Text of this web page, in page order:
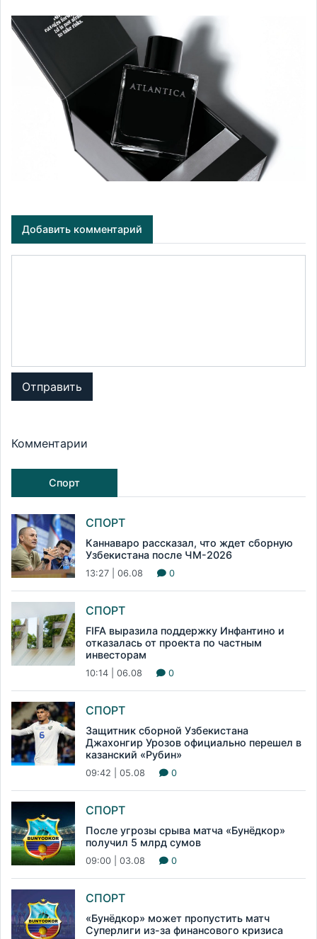
Добавить комментарий
Отправить
Комментарии
Спорт
СПОРТ
Каннаваро рассказал, что ждет сборную
Узбекистана после ЧМ-2026
13:27 | 06.08 0
СПОРТ
FIFA выразила поддержку Инфантино и
отказалась от проекта по частным
инвесторам
10:14 | 06.08 0
СПОРТ
Защитник сборной Узбекистана
Джахонгир Урозов официально перешел в
казанский «Рубин»
09:42 | 05.08 0
СПОРТ
После угрозы срыва матча «Бунёдкор»
получил 5 млрд сумов
09:00 | 03.08 0
СПОРТ
«Бунёдкор» может пропустить матч
Суперлиги из-за финансового кризиса